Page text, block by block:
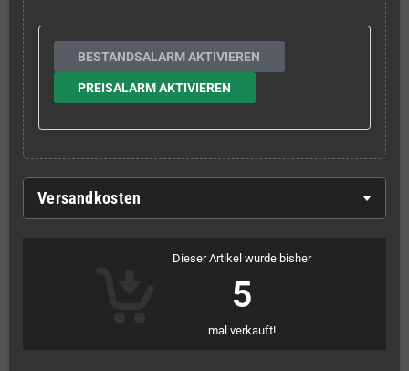
BESTANDSALARM AKTIVIEREN
PREISALARM AKTIVIEREN
Versandkosten
Dieser Artikel wurde bisher
5
mal verkauft!